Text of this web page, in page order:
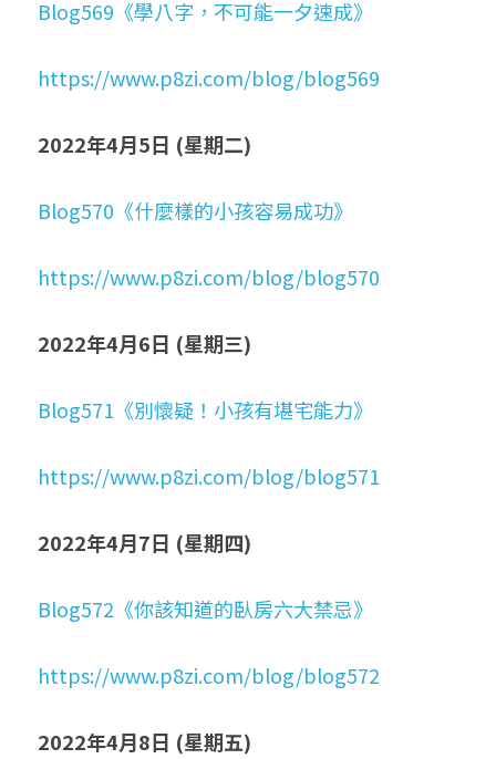
Blog569《學八字，不可能一夕速成》
https://www.p8zi.com/blog/blog569
2022年4月5日 (星期二)
Blog570《什麼樣的小孩容易成功》
https://www.p8zi.com/blog/blog570
2022年4月6日 (星期三)
Blog571《別懷疑！小孩有堪宅能力》
https://www.p8zi.com/blog/blog571
2022年4月7日 (星期四)
Blog572《你該知道的臥房六大禁忌》
https://www.p8zi.com/blog/blog572
2022年4月8日 (星期五)